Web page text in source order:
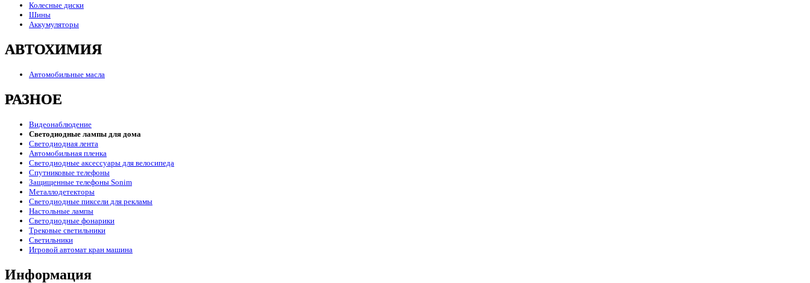
Колесные диски
Шины
Аккумуляторы
АВТОХИМИЯ
Автомобильные масла
РАЗНОЕ
Видеонаблюдение
Светодиодные лампы для дома
Светодиодная лента
Автомобильная пленка
Светодиодные аксессуары для велосипеда
Спутниковые телефоны
Защищенные телефоны Sonim
Металлодетекторы
Светодиодные пиксели для рекламы
Настольные лампы
Светодиодные фонарики
Трековые светильники
Светильники
Игровой автомат кран машина
Информация